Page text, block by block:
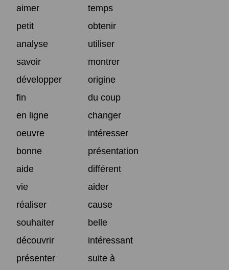
aimer
temps
petit
obtenir
analyse
utiliser
savoir
montrer
développer
origine
fin
du coup
en ligne
changer
oeuvre
intéresser
bonne
présentation
aide
différent
vie
aider
réaliser
cause
souhaiter
belle
découvrir
intéressant
présenter
suite à